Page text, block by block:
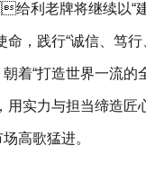
利老牌将继续以“
命，践行“诚信、笃
着“打造世界一流的
用实力与担当缔造匠
高歌猛进。